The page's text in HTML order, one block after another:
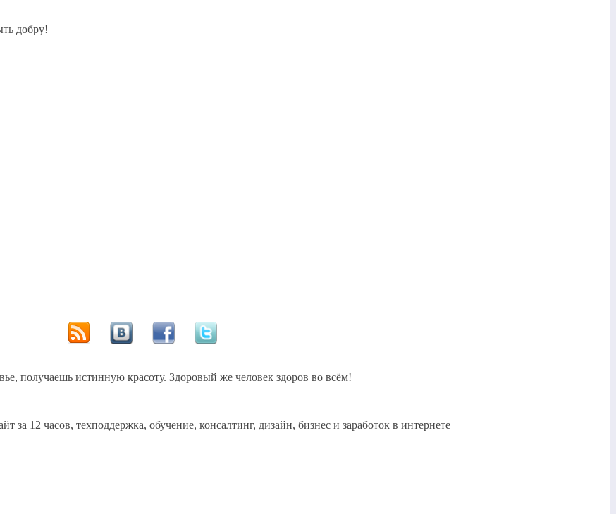
добру!
получаешь истинную красоту. Здоровый же человек здоров во всём!
за 12 часов, техподдержка, обучение, консалтинг, дизайн, бизнес и заработок в интернете